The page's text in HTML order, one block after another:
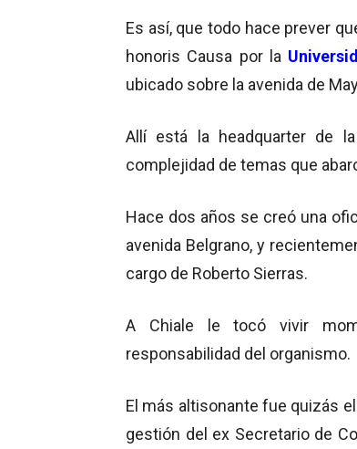
Es así, que todo hace prever
honoris Causa por la
ubicado sobre la avenida de
Allí está la headquarter de
complejidad de temas que
Hace dos años se creó una
avenida Belgrano, y
cargo de Roberto Sierras.
A Chiale le tocó vivir
responsabilidad del organismo.
El más altisonante fue quizás
gestión del ex Secretario de